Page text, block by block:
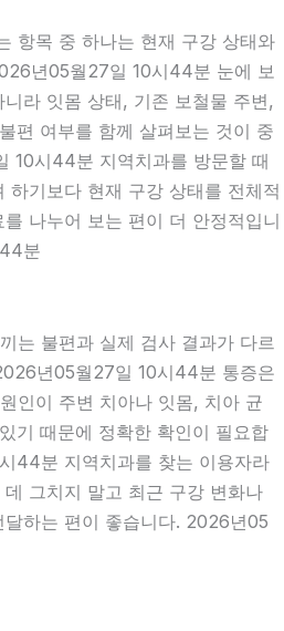
항목 중 하나는 현재 구강 상태와
년05월27일 10시44분 눈에 보
라 잇몸 상태, 기존 보철물 주변,
편 여부를 함께 살펴보는 것이 중
10시44분 지역치과를 방문할 때
하기보다 현재 구강 상태를 전체적
나누어 보는 편이 더 안정적입니
분
는 불편과 실제 검사 결과가 다르
년05월27일 10시44분 통증은
인이 주변 치아나 잇몸, 치아 균
기 때문에 정확한 확인이 필요합
44분 지역치과를 찾는 이용자라
그치지 말고 최근 구강 변화나
하는 편이 좋습니다. 2026년05